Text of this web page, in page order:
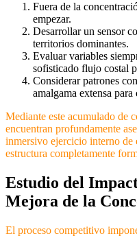
Fuera de la
empezar.
Desarrollar un sensor
territorios dominantes.
Evaluar variables
sofisticado flujo costal
Considerar patrones
amalgama extensa
Mediante este acumulado de
encuentran profundamente
inmersivo ejercicio interno de
estructura completamente
Estudio del
Mejora de la
El proceso competitivo